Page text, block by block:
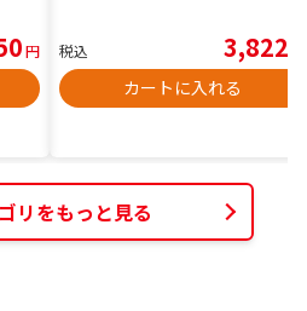
円 税込 3,822
カートに入れる
リをもっと見る